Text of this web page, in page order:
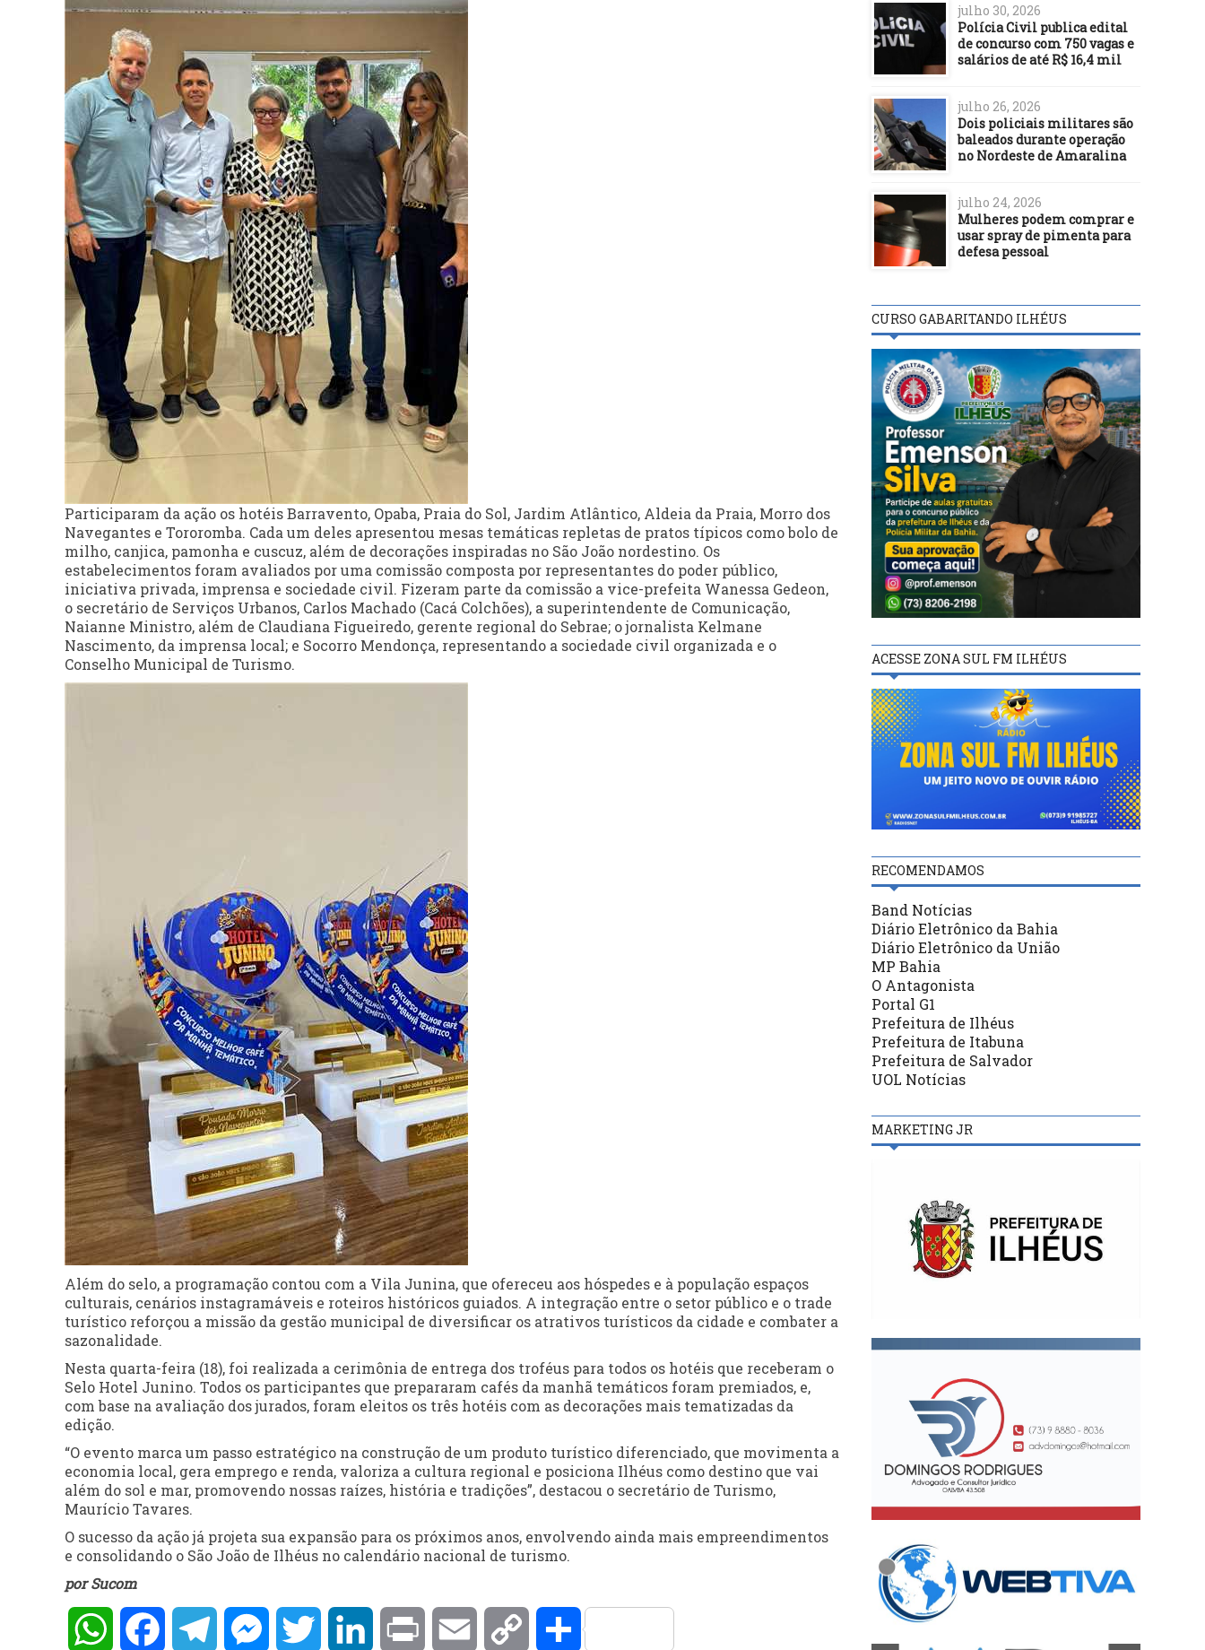
Participaram da ação os hotéis Barravento, Opaba, Praia do Sol, Jardim Atlântico, Aldeia da Praia, Morro dos
Navegantes e Tororomba. Cada um deles apresentou mesas temáticas repletas de pratos típicos como bolo de
milho, canjica, pamonha e cuscuz, além de decorações inspiradas no São João nordestino. Os
estabelecimentos foram avaliados por uma comissão composta por representantes do poder público,
iniciativa privada, imprensa e sociedade civil. Fizeram parte da comissão a vice-prefeita Wanessa Gedeon,
o secretário de Serviços Urbanos, Carlos Machado (Cacá Colchões), a superintendente de Comunicação,
Naianne Ministro, além de Claudiana Figueiredo, gerente regional do Sebrae; o jornalista Kelmane
Nascimento, da imprensa local; e Socorro Mendonça, representando a sociedade civil organizada e o
Conselho Municipal de Turismo.
Além do selo, a programação contou com a Vila Junina, que ofereceu aos hóspedes e à população espaços
culturais, cenários instagramáveis e roteiros históricos guiados. A integração entre o setor público e o trade
turístico reforçou a missão da gestão municipal de diversificar os atrativos turísticos da cidade e combater a
sazonalidade.
Nesta quarta-feira (18), foi realizada a cerimônia de entrega dos troféus para todos os hotéis que receberam o
Selo Hotel Junino. Todos os participantes que prepararam cafés da manhã temáticos foram premiados, e,
com base na avaliação dos jurados, foram eleitos os três hotéis com as decorações mais tematizadas da
edição.
“O evento marca um passo estratégico na construção de um produto turístico diferenciado, que movimenta a
economia local, gera emprego e renda, valoriza a cultura regional e posiciona Ilhéus como destino que vai
além do sol e mar, promovendo nossas raízes, história e tradições”, destacou o secretário de Turismo,
Maurício Tavares.
O sucesso da ação já projeta sua expansão para os próximos anos, envolvendo ainda mais empreendimentos
e consolidando o São João de Ilhéus no calendário nacional de turismo.
por Sucom
WhatsAppFacebookTelegramMessengerTwitter LinkedInPrint Email Copy Compartilhar
julho 30, 2026
Polícia Civil publica edital
de concurso com 750 vagas e
salários de até R$ 16,4 mil
julho 26, 2026
Dois policiais militares são
baleados durante operação
no Nordeste de Amaralina
julho 24, 2026
Mulheres podem comprar e
usar spray de pimenta para
defesa pessoal
CURSO GABARITANDO ILHÉUS
ACESSE ZONA SUL FM ILHÉUS
RECOMENDAMOS
Band Notícias
Diário Eletrônico da Bahia
Diário Eletrônico da União
MP Bahia
O Antagonista
Portal G1
Prefeitura de Ilhéus
Prefeitura de Itabuna
Prefeitura de Salvador
UOL Notícias
MARKETING JR